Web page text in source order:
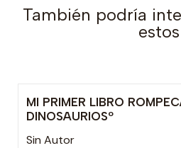
También podría
estos
Agotado
MI PRIMER LIBRO
DINOSAURIOSº
Sin Autor